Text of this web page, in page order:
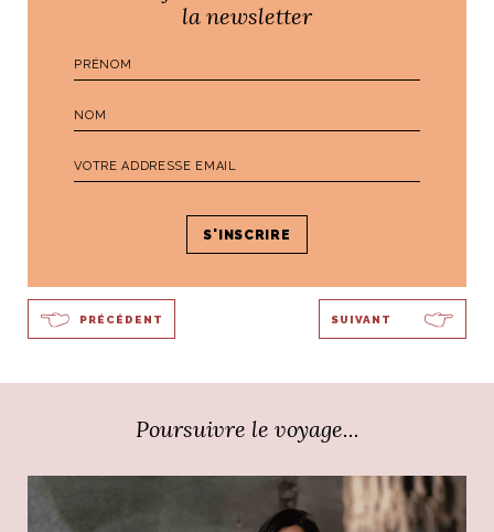
ParAli
PRÉCÉDENT SUIVANT
Poursuivre le voyage...
la newsletter